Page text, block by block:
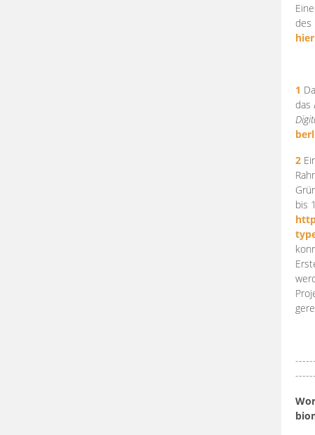
des
hier
1
das
2
bis